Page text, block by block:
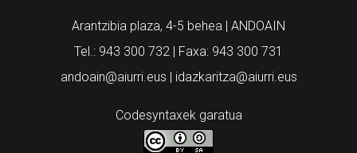
Arantzibia plaza, 4-5 behea | ANDOAIN
Tel.: 943 300 732 | Faxa: 943 300 731
andoain@aiurri.eus | idazkaritza@aiurri.eus
Codesyntaxek garatua